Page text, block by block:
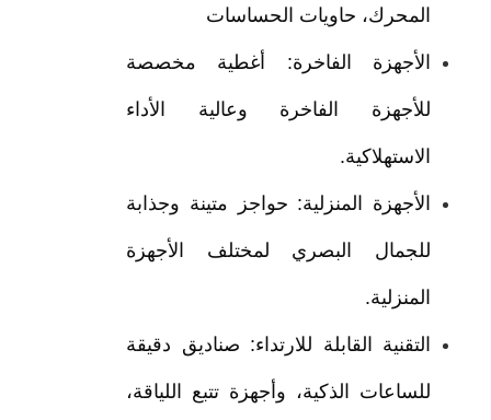
المحرك، حاويات الحساسات
الأجهزة الفاخرة: أغطية مخصصة
للأجهزة الفاخرة وعالية الأداء
الاستهلاكية.
الأجهزة المنزلية: حواجز متينة وجذابة
للجمال البصري لمختلف الأجهزة
المنزلية.
التقنية القابلة للارتداء: صناديق دقيقة
للساعات الذكية، وأجهزة تتبع اللياقة،